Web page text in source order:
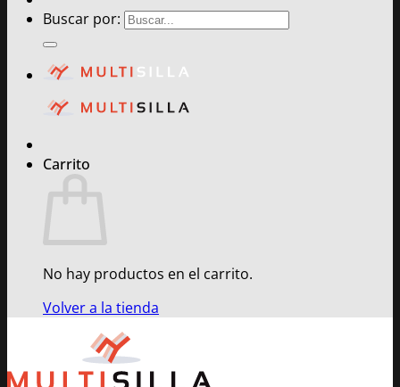
Buscar por:
Carrito
No hay productos en el carrito.
Volver a la tienda